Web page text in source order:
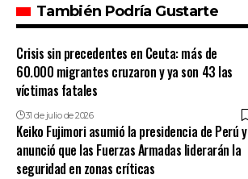
También Podría Gustarte
Crisis sin precedentes en Ceuta: más de
60.000 migrantes cruzaron y ya son 43 las
víctimas fatales
31 de julio de 2026
Keiko Fujimori asumió la presidencia de Perú y
anunció que las Fuerzas Armadas liderarán la
seguridad en zonas críticas